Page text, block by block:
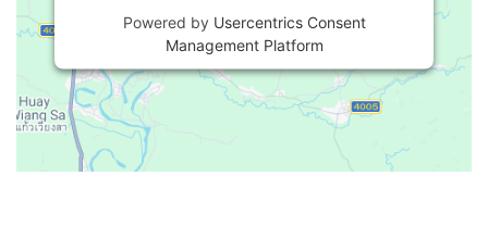
Powered by Usercentrics Consent
Management Platform